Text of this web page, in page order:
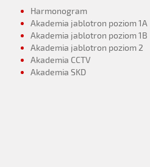
Harmonogram
Akademia jablotron poziom 1A
Akademia jablotron poziom 1B
Akademia jablotron poziom 2
Akademia CCTV
Akademia SKD